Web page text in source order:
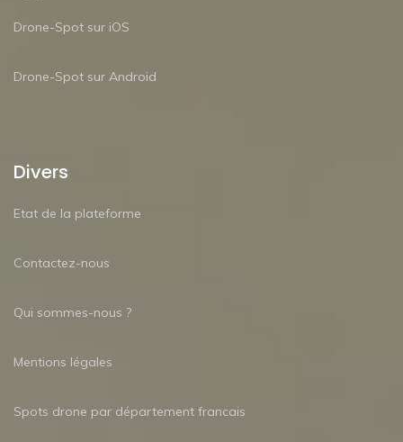
Drone-Spot sur iOS
Drone-Spot sur Android
Divers
Etat de la plateforme
Contactez-nous
Qui sommes-nous ?
Mentions légales
Spots drone par département francais